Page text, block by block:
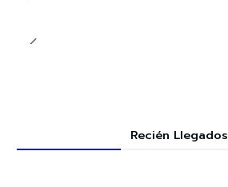
Recién Llegados